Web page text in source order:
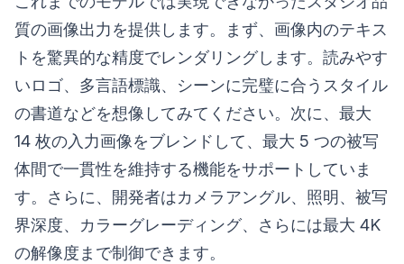
質の画像出力を提供します。まず、画像内のテキス
トを驚異的な精度でレンダリングします。読みやす
いロゴ、多言語標識、シーンに完璧に合うスタイル
の書道などを想像してみてください。次に、最大
14 枚の入力画像をブレンドして、最大 5 つの被写
体間で一貫性を維持する機能をサポートしていま
す。さらに、開発者はカメラアングル、照明、被写
界深度、カラーグレーディング、さらには最大 4K
の解像度まで制御できます。